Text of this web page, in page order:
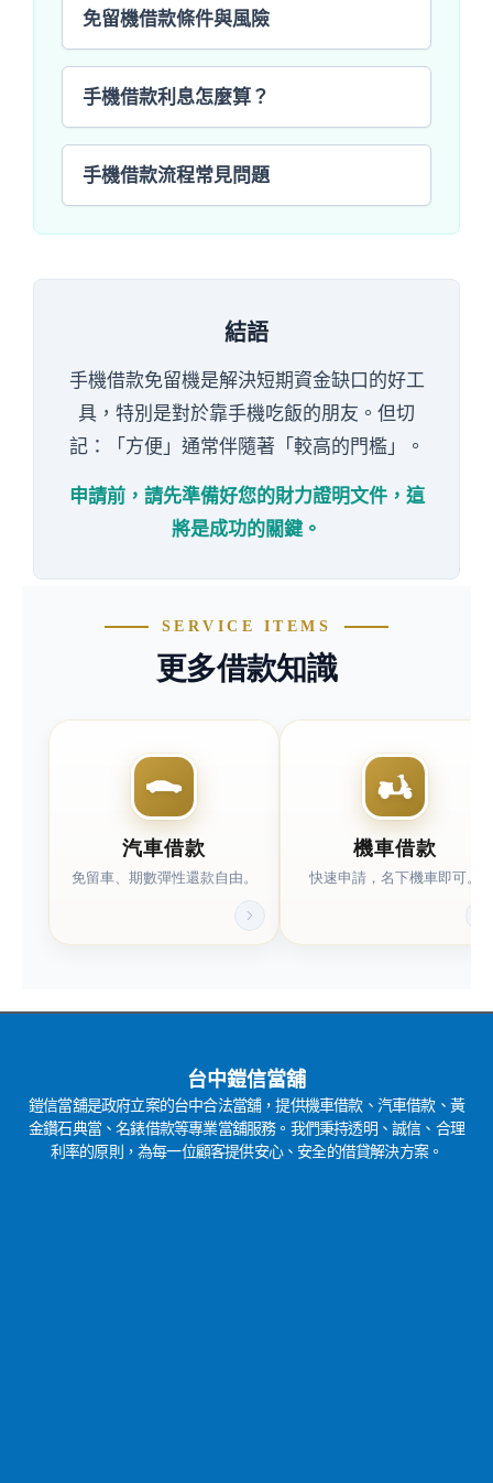
免留機借款條件與風險
手機借款利息怎麼算？
手機借款流程常見問題
結語
手機借款免留機是解決短期資金缺口的好工
具，特別是對於靠手機吃飯的朋友。但切
記：「方便」通常伴隨著「較高的門檻」。
申請前，請先準備好您的財力證明文件，這
將是成功的關鍵。
快速分類連結(左右可滑動)SERVICE ITEMS
更多借款知識
汽車借款
免留車、期數彈性還款自由。
機車借款
快速申請，名下機車即可。
台中鎧信當舖
鎧信當舖是政府立案的台中合法當舖，提供機車借款、汽車借款、黃
金鑽石典當、名錶借款等專業當舖服務。我們秉持透明、誠信、合理
利率的原則，為每一位顧客提供安心、安全的借貸解決方案。